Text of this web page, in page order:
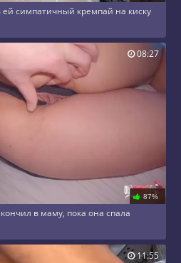
симпатичный кремпай на киску
87%
в маму, пока она спала
08:27
11:55